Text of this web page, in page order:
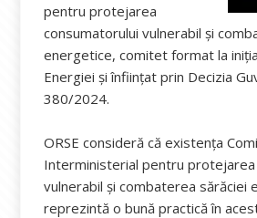
pentru protejarea
consumatorului vulnerabil și
energetice, comitet format la
Energiei și înființat prin Decizia
380/2024.
ORSE consideră că existența
Interministerial pentru protejarea
vulnerabil și combaterea sărăciei
reprezintă o bună practică în